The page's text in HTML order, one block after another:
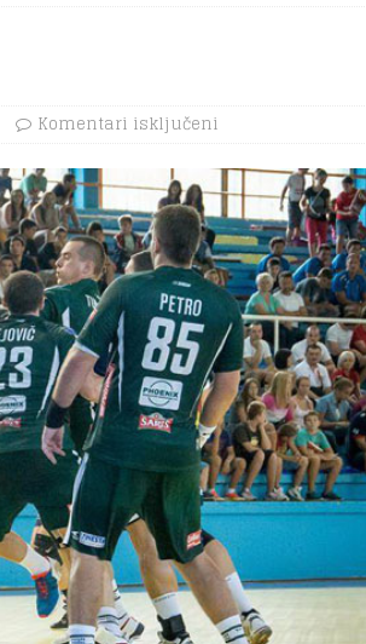
Komentari isključeni